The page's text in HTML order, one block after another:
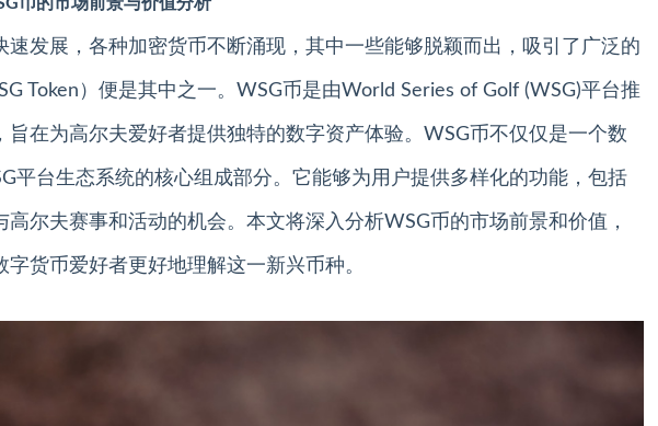
速发展，各种加密货币不断涌现，其中一些能够脱颖而出，吸引了广泛的
Token）便是其中之一。WSG币是由World Series of Golf (WSG)平台推
旨在为高尔夫爱好者提供独特的数字资产体验。WSG币不仅仅是一个数
平台生态系统的核心组成部分。它能够为用户提供多样化的功能，包括
高尔夫赛事和活动的机会。本文将深入分析WSG币的市场前景和价值，
字货币爱好者更好地理解这一新兴币种。